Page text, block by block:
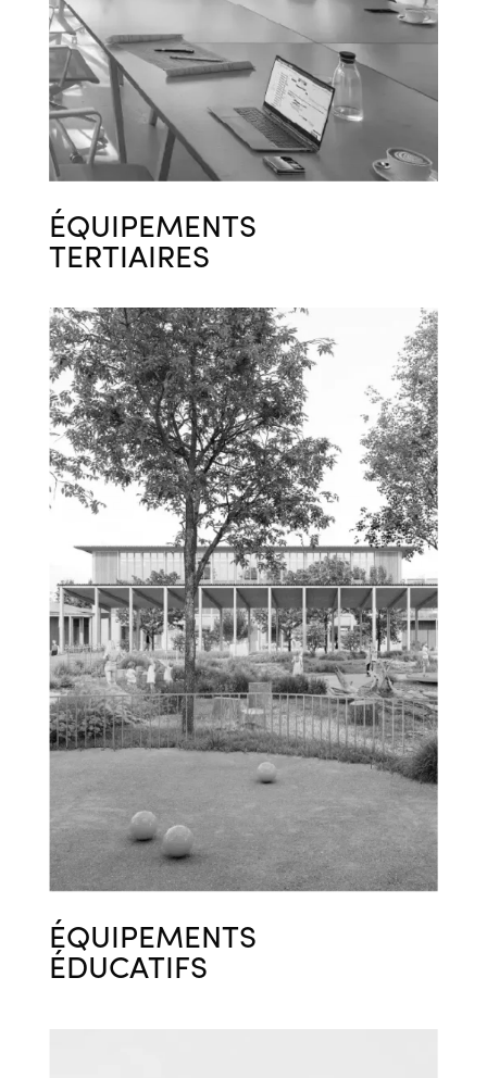
ÉQUIPEMENTS
TERTIAIRES
ÉQUIPEMENTS
ÉDUCATIFS